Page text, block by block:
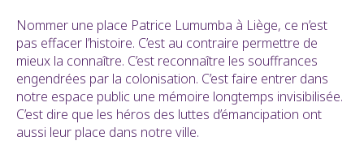
Nommer une place Patrice Lumumba à Liège, ce n’est
pas effacer l’histoire. C’est au contraire permettre de
mieux la connaître. C’est reconnaître les souffrances
engendrées par la colonisation. C’est faire entrer dans
notre espace public une mémoire longtemps invisibilisée.
C’est dire que les héros des luttes d’émancipation ont
aussi leur place dans notre ville.